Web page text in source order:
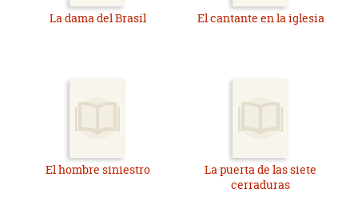
La dama del Brasil El cantante en la iglesia
El hombre siniestro
La puerta de las siete
cerraduras